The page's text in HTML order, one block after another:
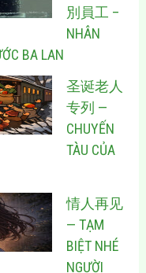
別員工 –
NHÂN
BA LAN
圣诞老人
专列 —
CHUYẾN
TÀU CỦA
情人再见
— TẠM
BIỆT NHÉ
NGƯỜI